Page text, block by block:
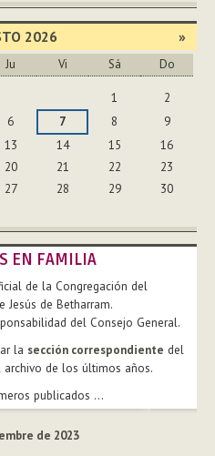
2026 »
Ju Vi Sá Do
1
2
6 7 8
9
13 14 15
16
20 21 22
23
27 28 29
30
EN FAMILIA
de la Congregación del
Jesús de Betharram.
del Consejo General.
la sección correspondiente del
de los últimos años.
publicados ...
de 2023